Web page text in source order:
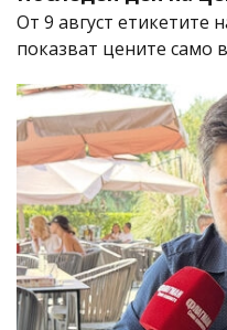
От 9 август етикетите
показват цените само